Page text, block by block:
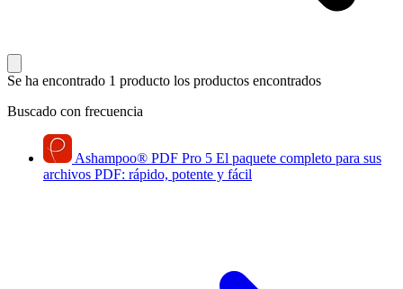
Se ha encontrado 1 producto los productos encontrados
Buscado con frecuencia
Ashampoo® PDF Pro 5 El paquete completo para sus
archivos PDF: rápido, potente y fácil